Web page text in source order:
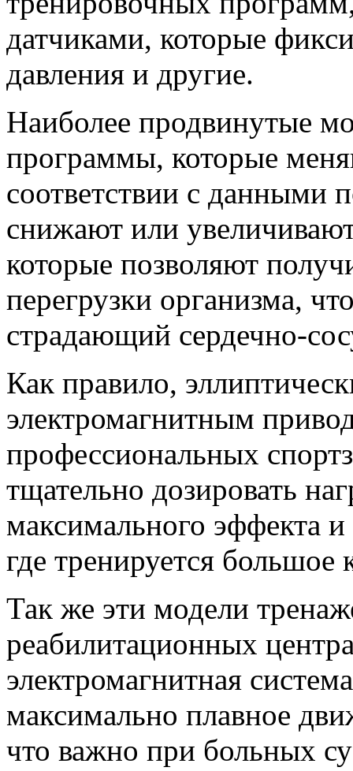
датчиками, которые
давления и другие.
Наиболее продвинутые
программы, которые
соответствии с данными
снижают или
которые позволяют
перегрузки организма,
страдающий сердечно-
Как правило,
электромагнитным
профессиональных
тщательно дозировать
максимального эффекта
где тренируется
Так же эти модели
реабилитационных
электромагнитная
максимально плавное
что важно при больных